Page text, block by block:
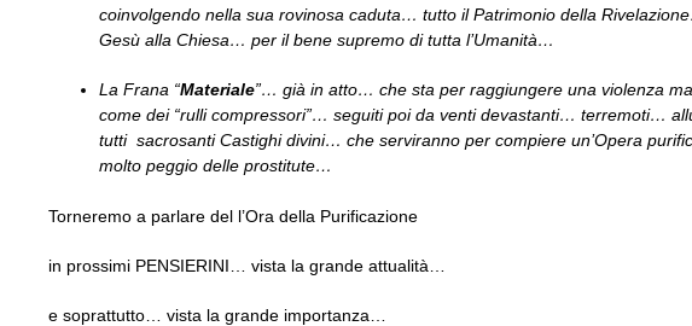
coinvolgendo nella sua rovinosa caduta… tutto il Patrimonio della
Gesù alla Chiesa… per il bene supremo di tutta l’Umanità…
La Frana “Materiale”… già in atto… che sta per raggiungere una violenza
come dei “rulli compressori”… seguiti poi da venti devastanti…
tutti sacrosanti Castighi divini… che serviranno per compiere un’Opera
molto peggio delle prostitute…
Torneremo a parlare del l’Ora della Purificazione
in prossimi PENSIERINI… vista la grande attualità…
e soprattutto… vista la grande importanza…